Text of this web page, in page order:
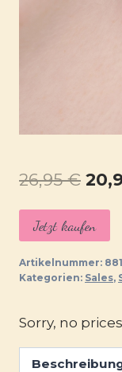
26,95€
Preis
war:
Jetzt kaufen
Artikelnummer:
Kategorien: Sales,
Sorry, no